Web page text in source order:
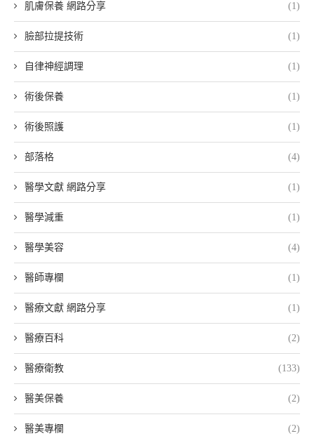
肌膚保養 網路分享 (1)
臉部拉提技術 (1)
自律神經調理 (1)
術後保養 (1)
術後照護 (1)
部落格 (4)
醫學文獻 網路分享 (1)
醫學減重 (1)
醫學美容 (4)
醫師專欄 (1)
醫療文獻 網路分享 (1)
醫療百科 (2)
醫療衛教 (133)
醫美保養 (2)
醫美專欄 (2)